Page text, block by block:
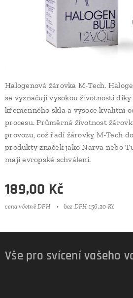
Halogenová žárovka M-Tech.
se vyznačují vysokou životností
křemenného skla a vysoce kvalitní
procesu. Průměrná životnost
provozu, což řadí žárovky M-Tech
produkty značek jako Narva nebo
mají evropské schválení.
189,00 Kč
cena včetně DPH bez DPH 156,20 Kč
Vše pro svícení vašeho